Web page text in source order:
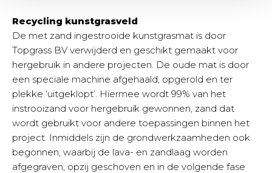
Recycling kunstgrasveld
De met zand ingestrooide kunstgrasmat is door
Topgrass BV verwijderd en geschikt gemaakt voor
hergebruik in andere projecten. De oude mat is door
een speciale machine afgehaald, opgerold en ter
plekke ‘uitgeklopt’. Hiermee wordt 99% van het
instrooizand voor hergebruik gewonnen, zand dat
wordt gebruikt voor andere toepassingen binnen het
project. Inmiddels zijn de grondwerkzaamheden ook
begonnen, waarbij de lava- en zandlaag worden
afgegraven, opzij geschoven en in de volgende fase